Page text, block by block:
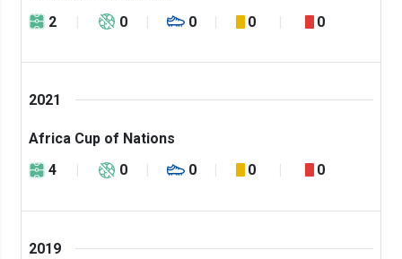
2
0 0 0 0
2021
Africa Cup of Nations
4
0 0 0 0
2019